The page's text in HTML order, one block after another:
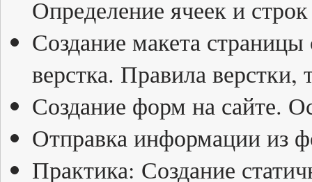
Определение ячеек и
Создание макета
верстка. Правила
Создание форм на сайте.
Отправка информации из
Практика: Создание